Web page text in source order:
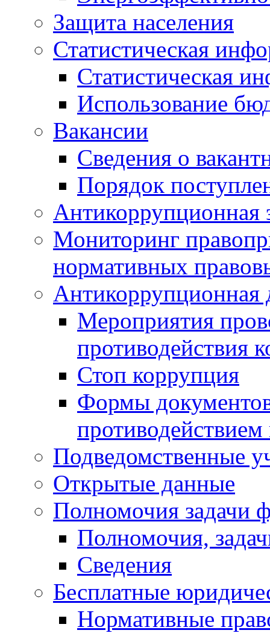
Защита населения
Статистическая
Статистическая
Использование
Вакансии
Сведения о
Порядок
Антикоррупционная
Мониторинг
нормативных
Антикоррупционная
Мероприятия
противодействия
Стоп коррупция
Формы
Подведомственные
Открытые данные
Полномочия задачи
Полномочия,
Сведения
Бесплатные
Нормативные